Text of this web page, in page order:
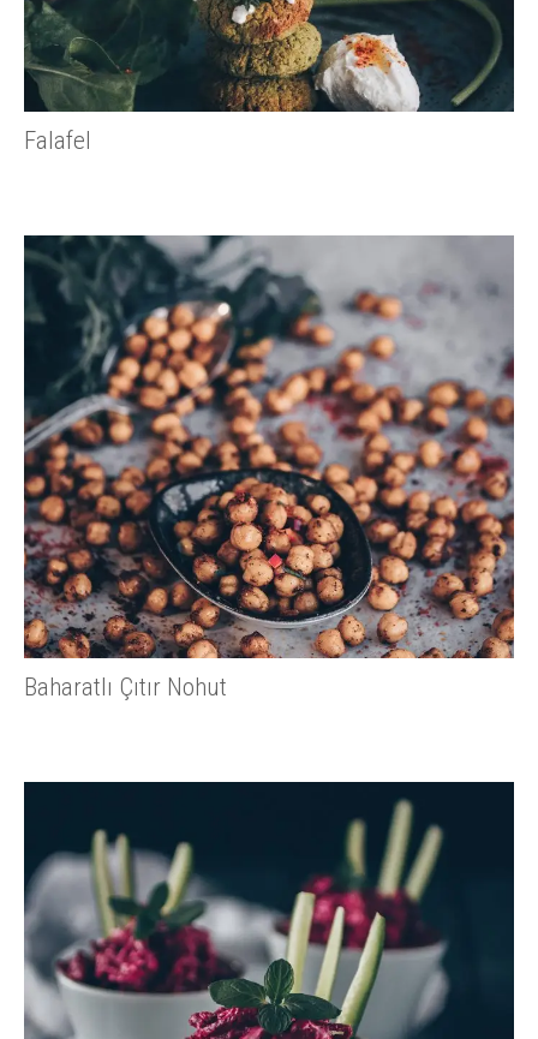
Falafel
Baharatlı Çıtır Nohut